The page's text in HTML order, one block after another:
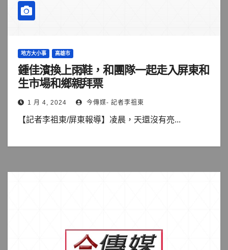
地方大小事 高雄市
鍾佳濱換上雨鞋，和團隊一起走入屏東和
生市場和鄉親拜票
1 月 4, 2024 今傳媒- 記者李祖東
【記者李祖東/屏東報導】凌晨，天還沒有亮...